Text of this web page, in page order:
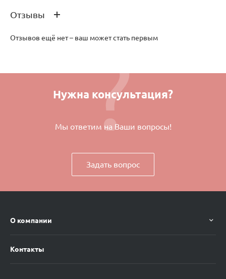
Отзывы
Отзывов ещё нет – ваш может стать первым
Нужна консультация?
Мы ответим на Ваши вопросы!
Задать вопрос
О компании
Контакты